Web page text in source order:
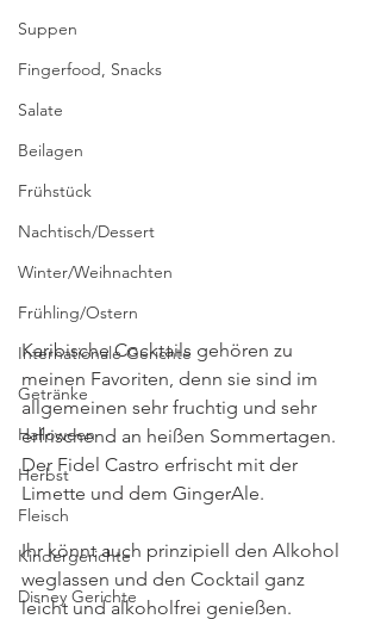
Suppen
Fingerfood, Snacks
Salate
Beilagen
Frühstück
Nachtisch/Dessert
Winter/Weihnachten
Frühling/Ostern
Internationale Gerichte
Getränke
Halloween
Herbst
Fleisch
Kindergerichte
Disney Gerichte
Karibische Cocktails gehören zu
meinen Favoriten, denn sie sind im
allgemeinen sehr fruchtig und sehr
erfrischend an heißen Sommertagen.
Der Fidel Castro erfrischt mit der
Limette und dem GingerAle.
Ihr könnt auch prinzipiell den Alkohol
weglassen und den Cocktail ganz
leicht und alkoholfrei genießen.